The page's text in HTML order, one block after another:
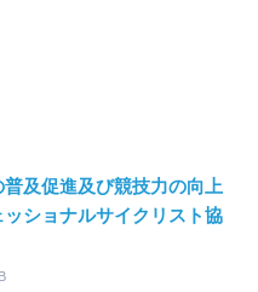
及促進及び競技力の向上
ショナルサイクリスト協